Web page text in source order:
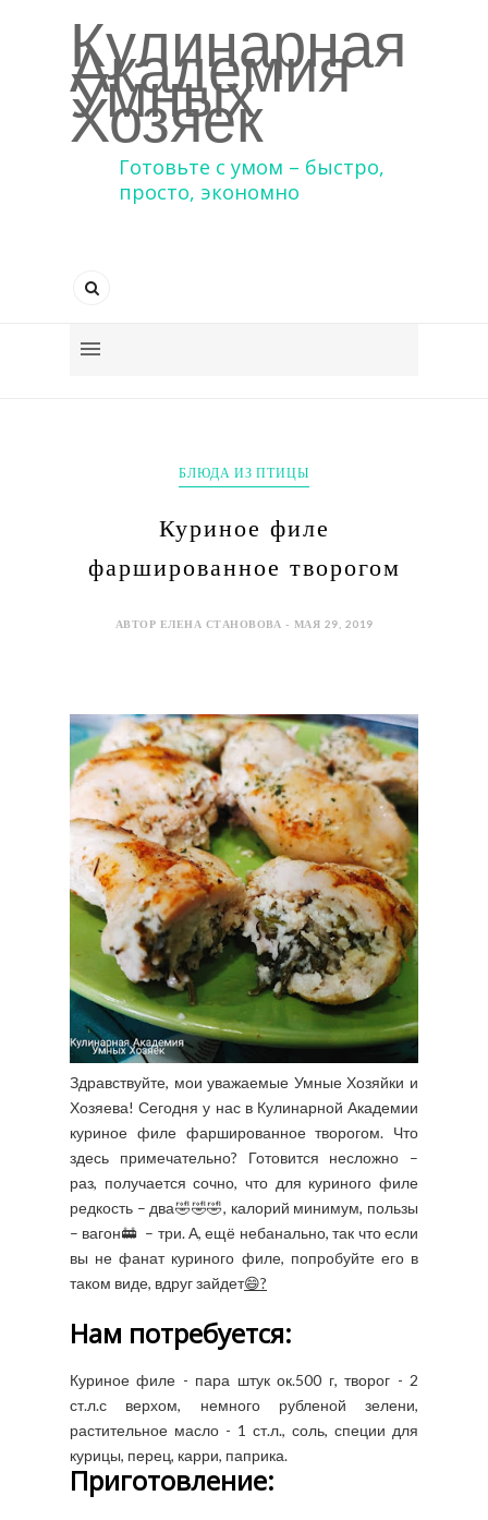
Кулинарная
Академия
Умных
Хозяек
Готовьте с умом – быстро,
просто, экономно
БЛЮДА ИЗ ПТИЦЫ
Куриное филе
фаршированное творогом
АВТОР ЕЛЕНА СТАНОВОВА - МАЯ 29, 2019
Здравствуйте, мои уважаемые Умные Хозяйки и
Хозяева! Сегодня у нас в Кулинарной Академии
куриное филе фаршированное творогом. Что
здесь примечательно? Готовится несложно –
раз, получается сочно, что для куриного филе
редкость – два🤣🤣🤣, калорий минимум, пользы
– вагон🚋 – три. А, ещё небанально, так что если
вы не фанат куриного филе, попробуйте его в
таком виде, вдруг зайдет😄?
Нам потребуется:
Куриное филе - пара штук ок.500 г, творог - 2
ст.л.с верхом, немного рубленой зелени,
растительное масло - 1 ст.л., соль, специи для
курицы, перец, карри, паприка.
Приготовление: